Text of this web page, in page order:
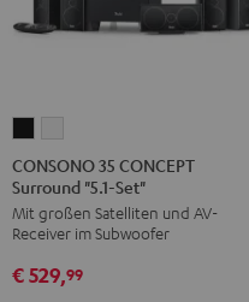
35
CONCEPT
Surround
"5.1-
Set"
35
CONCEPT
Surround
"5.1-
Set"
CONSONO 35 CONCEPT
Surround "5.1-Set"
Mit großen Satelliten und AV-
Receiver im Subwoofer
€ 529,99